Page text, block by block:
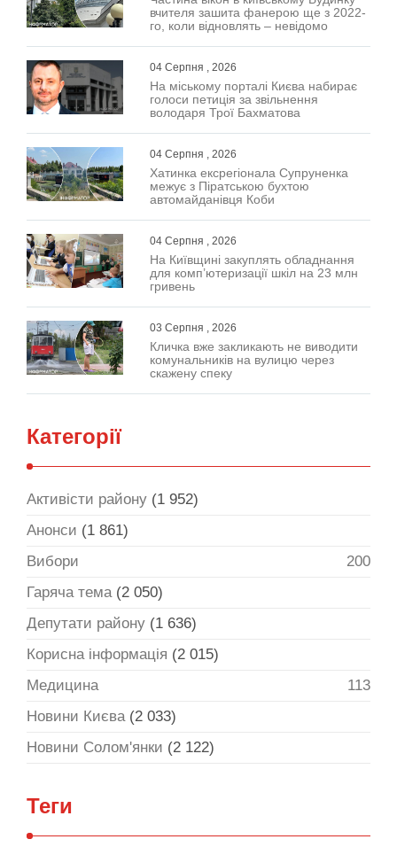
вчителя зашита фанерою ще з 2022-
го, коли відновлять – невідомо
04 Серпня , 2026
На міському порталі Києва набирає
голоси петиція за звільнення
володаря Трої Бахматова
04 Серпня , 2026
Хатинка ексрегіонала Супруненка
межує з Піратською бухтою
автомайданівця Коби
04 Серпня , 2026
На Київщині закуплять обладнання
для комп’ютеризації шкіл на 23 млн
гривень
03 Серпня , 2026
Кличка вже закликають не виводити
комунальників на вулицю через
скажену спеку
Категорії
Активісти району (1 952)
Анонси (1 861)
Вибори
200
Гаряча тема(2 050)
Депутати району (1 636)
Корисна інформація (2 015)
Медицина
113
Новини Києва(2 033)
Новини Солом'янки (2 122)
Теги